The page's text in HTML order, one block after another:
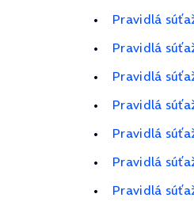
Pravidlá
Pravidlá
Pravidlá
Pravidlá
Pravidlá
Pravidlá
Pravidlá